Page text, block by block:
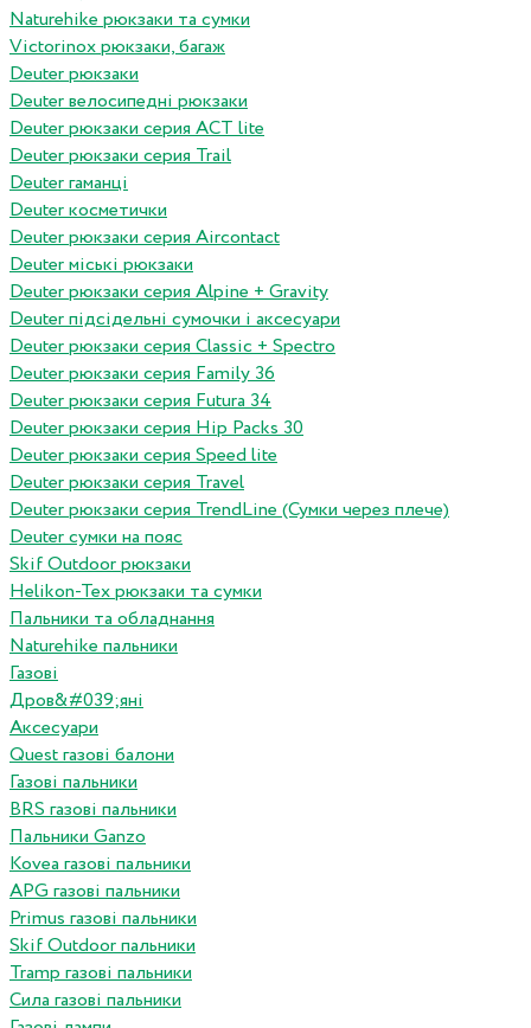
Naturehike рюкзаки та сумки
Victorinox рюкзаки, багаж
Deuter рюкзаки
Deuter велосипедні рюкзаки
Deuter рюкзаки серия ACT lite
Deuter рюкзаки серия Trail
Deuter гаманці
Deuter косметички
Deuter рюкзаки серия Aircontact
Deuter міські рюкзаки
Deuter рюкзаки серия Alpine + Gravity
Deuter підсідельні сумочки і аксесуари
Deuter рюкзаки серия Classic + Spectro
Deuter рюкзаки серия Family 36
Deuter рюкзаки серия Futura 34
Deuter рюкзаки серия Hip Packs 30
Deuter рюкзаки серия Speed lite
Deuter рюкзаки серия Travel
Deuter рюкзаки серия TrendLine (Сумки через плече)
Deuter сумки на пояс
Skif Outdoor рюкзаки
Helikon-Tex рюкзаки та сумки
Пальники та обладнання
Naturehike пальники
Газові
Дров&#039;яні
Аксесуари
Quest газові балони
Газові пальники
BRS газові пальники
Пальники Ganzo
Kovea газові пальники
APG газові пальники
Primus газові пальники
Skif Outdoor пальники
Tramp газові пальники
Сила газові пальники